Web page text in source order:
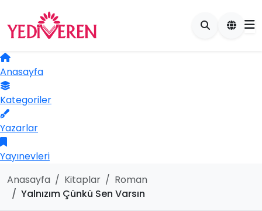
Anasayfa
Kategoriler
Yazarlar
Yayınevleri
Anasayfa
Kitaplar
Roman
Yalnızım Çünkü Sen Varsın